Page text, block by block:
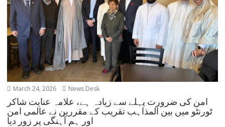
March 24, 2026 News Desk
امن کی ضرورت پہلے سے زیادہ ہے، علامہ عنایت شاکر
ٹورنٹو میں بین المذاہب تقریب کے مقررین نے عالمی امن
اور ہم آہنگی پر زور دیا